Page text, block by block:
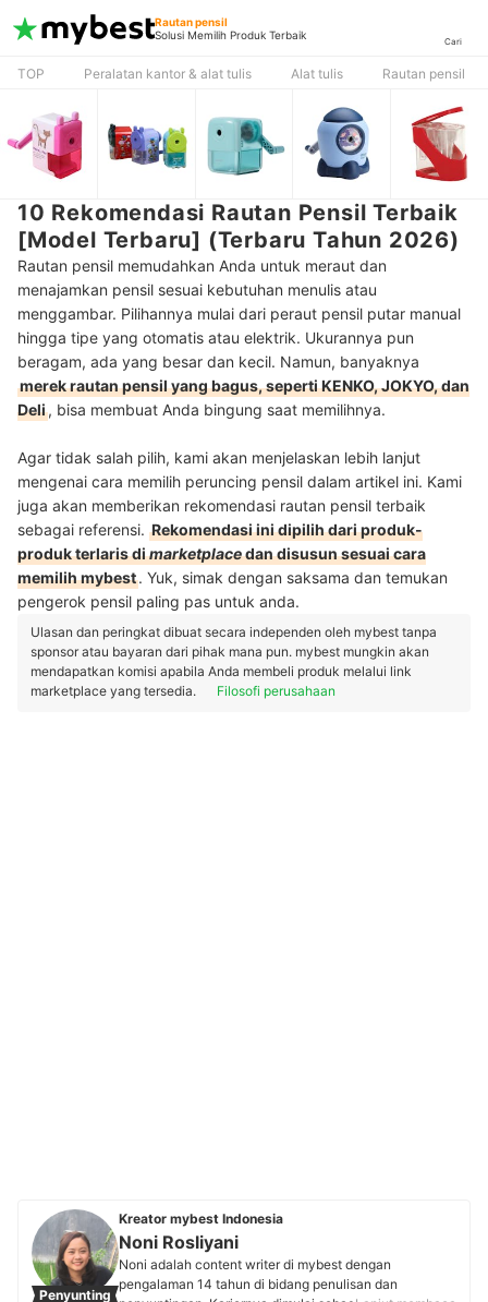
Rautan pensil
Solusi Memilih Produk Terbaik
Cari
TOP Peralatan kantor & alat tulis Alat tulis Rautan pensil
10 Rekomendasi Rautan Pensil Terbaik
[Model Terbaru] (Terbaru Tahun 2026)
Rautan pensil memudahkan Anda untuk meraut dan
menajamkan pensil sesuai kebutuhan menulis atau
menggambar. Pilihannya mulai dari peraut pensil putar manual
hingga tipe yang otomatis atau elektrik. Ukurannya pun
beragam, ada yang besar dan kecil. Namun, banyaknya
merek rautan pensil yang bagus, seperti KENKO, JOKYO, dan
Deli, bisa membuat Anda bingung saat memilihnya.
Agar tidak salah pilih, kami akan menjelaskan lebih lanjut
mengenai cara memilih peruncing pensil dalam artikel ini. Kami
juga akan memberikan rekomendasi rautan pensil terbaik
sebagai referensi. Rekomendasi ini dipilih dari produk-
produk terlaris dimarketplacedan disusun sesuai cara
memilih mybest. Yuk, simak dengan saksama dan temukan
pengerok pensil paling pas untuk anda.
Ulasan dan peringkat dibuat secara independen oleh mybest tanpa
sponsor atau bayaran dari pihak mana pun. mybest mungkin akan
mendapatkan komisi apabila Anda membeli produk melalui link
marketplace yang tersedia.
Filosofi perusahaan
Penyunting
Kreator mybest Indonesia
Noni Rosliyani
Noni adalah content writer di mybest dengan
pengalaman 14 tahun di bidang penulisan dan